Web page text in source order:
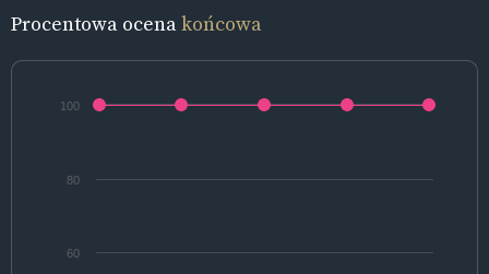
Procentowa ocenakońcowa
60
80
100